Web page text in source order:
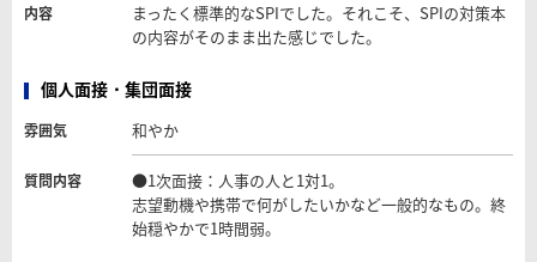
内容
まったく標準的なSPIでした。それこそ、SPIの対策本
の内容がそのまま出た感じでした。
個人面接・集団面接
雰囲気 和やか
質問内容
●1次面接：人事の人と1対1。
志望動機や携帯で何がしたいかなど一般的なもの。終
始穏やかで1時間弱。